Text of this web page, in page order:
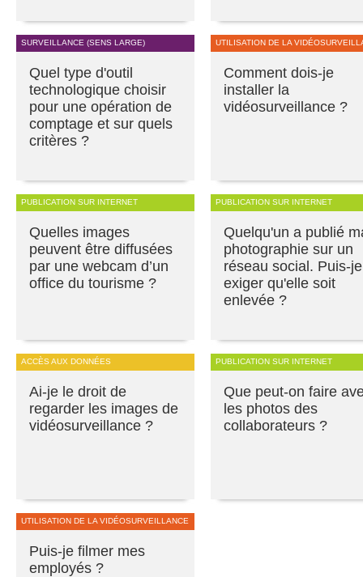
SURVEILLANCE (SENS LARGE)
Quel type d'outil
technologique choisir
pour une opération de
comptage et sur quels
critères ?
UTILISATION DE LA
Comment dois-je
installer la
vidéosurveillance ?
PUBLICATION SUR INTERNET
Quelles images
peuvent être diffusées
par une webcam d’un
office du tourisme ?
PUBLICATION SUR INTERNET
Quelqu'un a publié
photographie sur un
réseau social. Puis-je
exiger qu'elle soit
enlevée ?
ACCÈS AUX DONNÉES
Ai-je le droit de
regarder les images de
vidéosurveillance ?
PUBLICATION SUR INTERNET
Que peut-on faire
les photos des
collaborateurs ?
UTILISATION DE LA VIDÉOSURVEILLANCE
Puis-je filmer mes
employés ?